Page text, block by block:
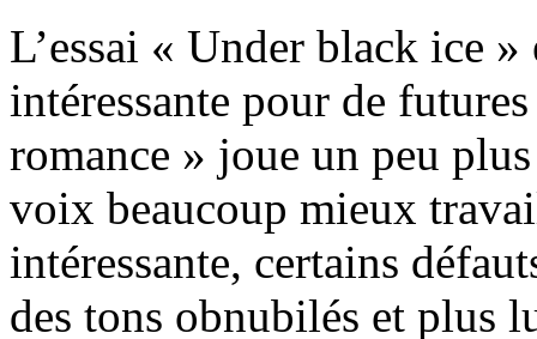
L’essai « Under black ice
intéressante pour de
romance » joue un peu
voix beaucoup mieux
intéressante, certains
des tons obnubilés et plus